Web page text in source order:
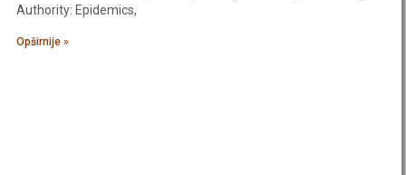
Authority: Epidemics,
Opširnije »